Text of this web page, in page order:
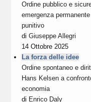
Ordine pubblico e
emergenza
punitivo
diGiuseppe Allegri
14 Ottobre 2025
La forza delle idee
Ordine spontaneo e
Hans Kelsen a
economia
di Enrico Daly